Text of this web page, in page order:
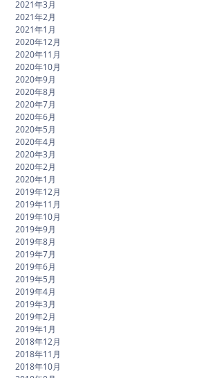
2021年3月
2021年2月
2021年1月
2020年12月
2020年11月
2020年10月
2020年9月
2020年8月
2020年7月
2020年6月
2020年5月
2020年4月
2020年3月
2020年2月
2020年1月
2019年12月
2019年11月
2019年10月
2019年9月
2019年8月
2019年7月
2019年6月
2019年5月
2019年4月
2019年3月
2019年2月
2019年1月
2018年12月
2018年11月
2018年10月